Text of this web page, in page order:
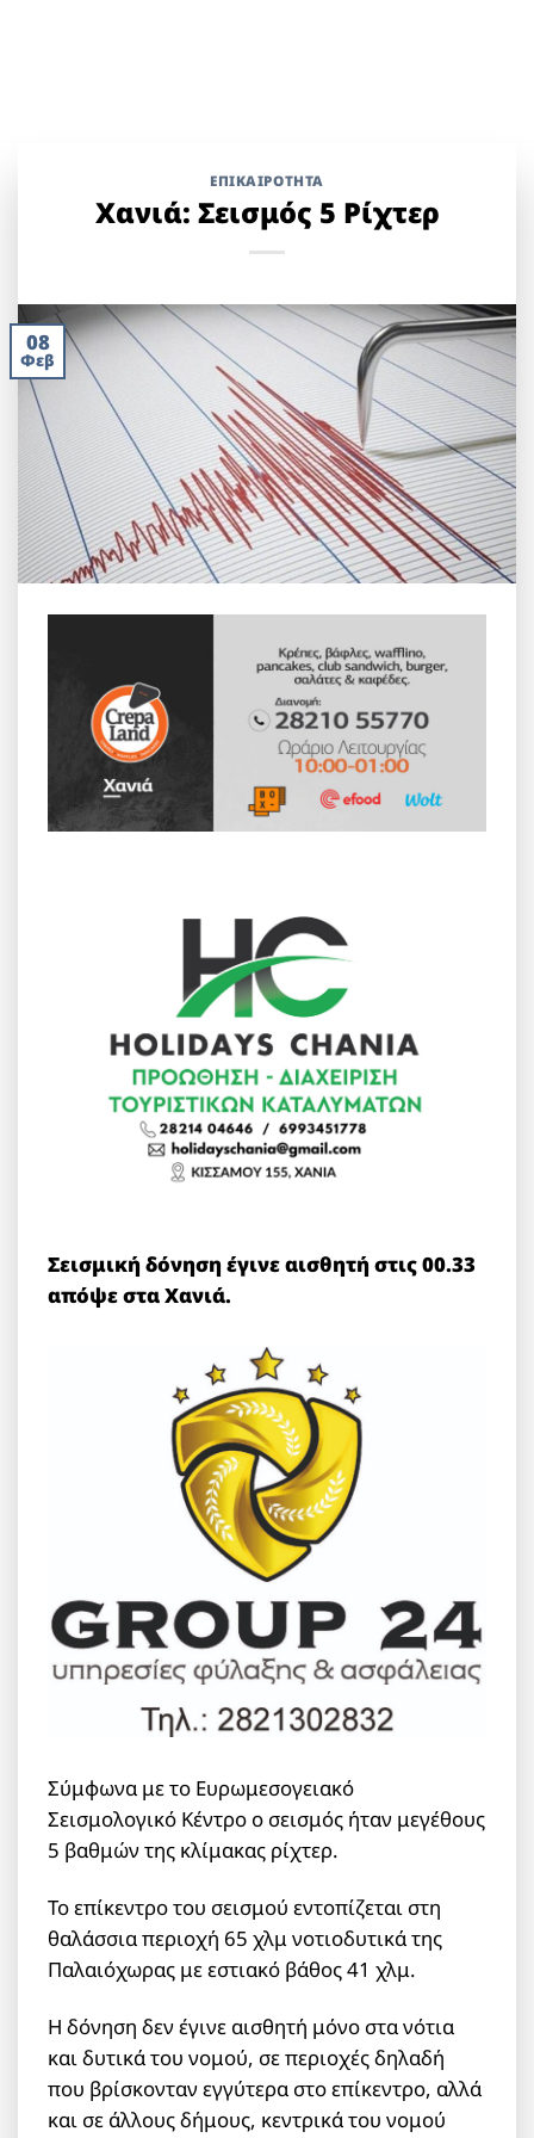
ΕΠΙΚΑΙΡΟΤΗΤΑ
Χανιά: Σεισμός 5 Ρίχτερ
08
Φεβ
Σεισμική δόνηση έγινε αισθητή στις 00.33
απόψε στα Χανιά.
Σύμφωνα με το Ευρωμεσογειακό
Σεισμολογικό Κέντρο ο σεισμός ήταν μεγέθους
5 βαθμών της κλίμακας ρίχτερ.
Το επίκεντρο του σεισμού εντοπίζεται στη
θαλάσσια περιοχή 65 χλμ νοτιοδυτικά της
Παλαιόχωρας με εστιακό βάθος 41 χλμ.
Η δόνηση δεν έγινε αισθητή μόνο στα νότια
και δυτικά του νομού, σε περιοχές δηλαδή
που βρίσκονταν εγγύτερα στο επίκεντρο, αλλά
και σε άλλους δήμους, κεντρικά του νομού